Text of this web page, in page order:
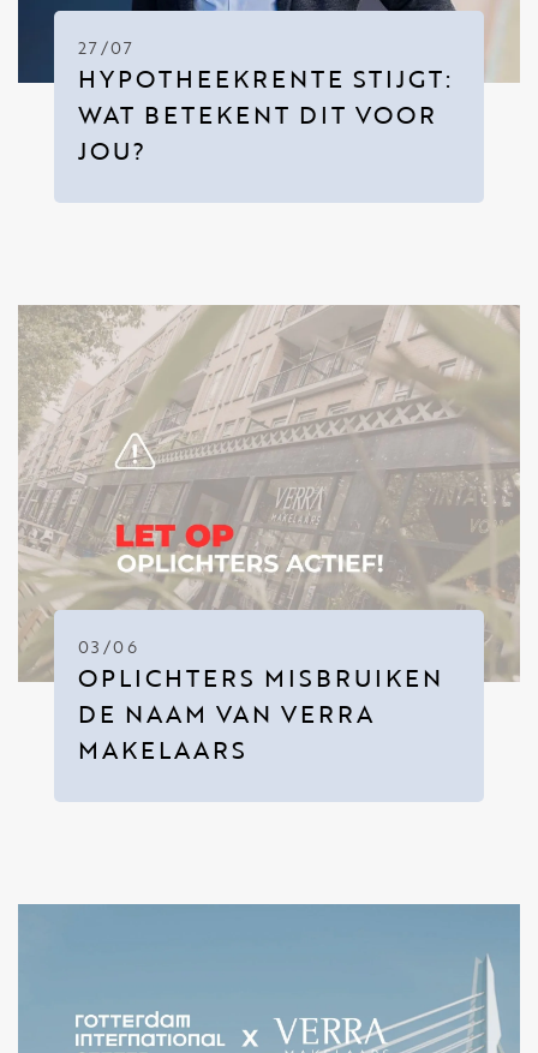
27/07
HYPOTHEEKRENTE STIJGT:
WAT BETEKENT DIT VOOR
JOU?
03/06
OPLICHTERS MISBRUIKEN
DE NAAM VAN VERRA
MAKELAARS